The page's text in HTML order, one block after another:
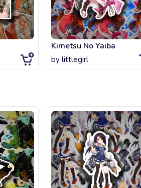
Kimetsu No Yaiba
by littlegirl